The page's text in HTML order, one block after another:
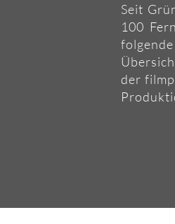
Seit
100
der